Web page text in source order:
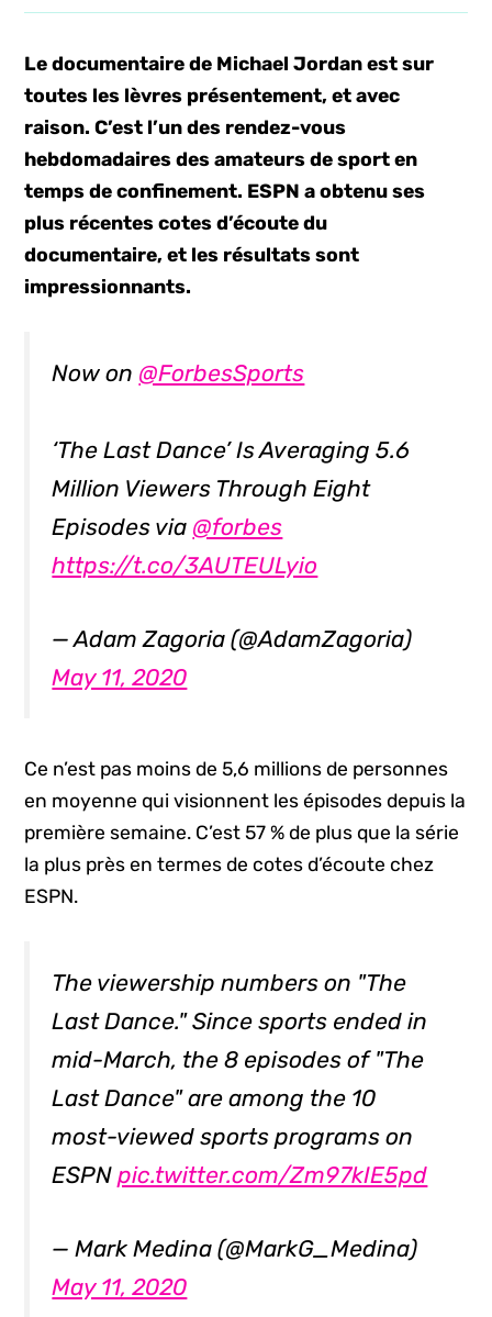
Le documentaire de Michael Jordan est sur
toutes les lèvres présentement, et avec
raison. C’est l’un des rendez-vous
hebdomadaires des amateurs de sport en
temps de confinement. ESPN a obtenu ses
plus récentes cotes d’écoute du
documentaire, et les résultats sont
impressionnants.
Now on @ForbesSports
‘The Last Dance’ Is Averaging 5.6
Million Viewers Through Eight
Episodes via @forbes
https://t.co/3AUTEULyio
— Adam Zagoria (@AdamZagoria)
May 11, 2020
Ce n’est pas moins de 5,6 millions de personnes
en moyenne qui visionnent les épisodes depuis la
première semaine. C’est 57 % de plus que la série
la plus près en termes de cotes d’écoute chez
ESPN.
The viewership numbers on "The
Last Dance." Since sports ended in
mid-March, the 8 episodes of "The
Last Dance" are among the 10
most-viewed sports programs on
ESPNpic.twitter.com/Zm97kIE5pd
— Mark Medina (@MarkG_Medina)
May 11, 2020